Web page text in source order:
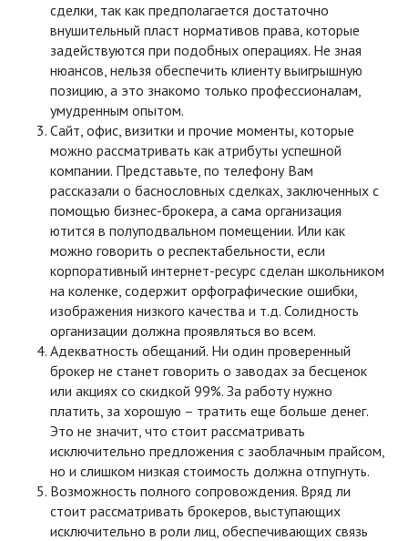
сделки, так как предполагается достаточно
внушительный пласт нормативов права, которые
задействуются при подобных операциях. Не зная
нюансов, нельзя обеспечить клиенту выигрышную
позицию, а это знакомо только профессионалам,
умудренным опытом.
Сайт, офис, визитки и прочие моменты, которые
можно рассматривать как атрибуты успешной
компании. Представьте, по телефону Вам
рассказали о баснословных сделках, заключенных с
помощью бизнес-брокера, а сама организация
ютится в полуподвальном помещении. Или как
можно говорить о респектабельности, если
корпоративный интернет-ресурс сделан школьником
на коленке, содержит орфографические ошибки,
изображения низкого качества и т.д. Солидность
организации должна проявляться во всем.
Адекватность обещаний. Ни один проверенный
брокер не станет говорить о заводах за бесценок
или акциях со скидкой 99%. За работу нужно
платить, за хорошую – тратить еще больше денег.
Это не значит, что стоит рассматривать
исключительно предложения с заоблачным прайсом,
но и слишком низкая стоимость должна отпугнуть.
Возможность полного сопровождения. Вряд ли
стоит рассматривать брокеров, выступающих
исключительно в роли лиц, обеспечивающих связь